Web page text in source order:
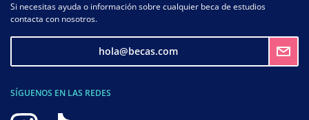
Si necesitas ayuda o información sobre cualquier beca de estudios
contacta con nosotros.
hola@becas.com
SÍGUENOS EN LAS REDES